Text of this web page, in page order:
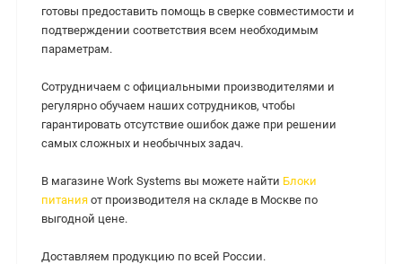
готовы предоставить помощь в сверке совместимости и
подтверждении соответствия всем необходимым
параметрам.
Сотрудничаем с официальными производителями и
регулярно обучаем наших сотрудников, чтобы
гарантировать отсутствие ошибок даже при решении
самых сложных и необычных задач.
В магазине Work Systems вы можете найти Блоки
питания от производителя на складе в Москве по
выгодной цене.
Доставляем продукцию по всей России.